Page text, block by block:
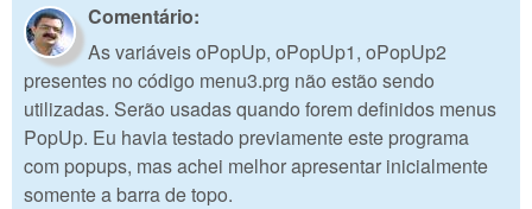
Comentário:
As variáveis oPopUp, oPopUp1, oPopUp2
presentes no código menu3.prg não estão sendo
utilizadas. Serão usadas quando forem definidos menus
PopUp. Eu havia testado previamente este programa
com popups, mas achei melhor apresentar inicialmente
somente a barra de topo.